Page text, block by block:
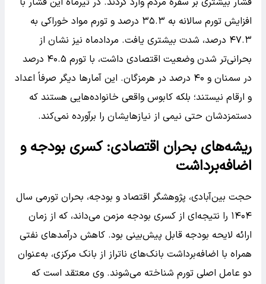
افزایش تورم سالانه به ۳۵.۳ درصد و تورم مواد خوراکی به
۴۷.۳ درصد، شدت بیشتری یافت. مردادماه نیز نشان از
بحرانی‌تر شدن وضعیت اقتصادی داشت، با تورم ۴۰.۵ درصد
در سمنان و ۴۰ درصد در هرمزگان. این آمارها دیگر صرفاً اعداد
و ارقام نیستند؛ بلکه کابوس واقعی خانواده‌هایی هستند که
دستمزدشان حتی نیمی از نیازهایشان را برآورده نمی‌کند.
ریشه‌های بحران اقتصادی: کسری بودجه و
اضافه‌برداشت
حجت بین‌آبادی، پژوهشگر اقتصاد و بودجه، بحران تورمی سال
۱۴۰۴ را نتیجه‌ای از کسری بودجه مزمن می‌داند، که از زمان
ارائه لایحه بودجه قابل پیش‌بینی بود. کاهش درآمدهای نفتی
همراه با اضافه‌برداشت بانک‌های ناتراز از بانک مرکزی، به‌عنوان
دو عامل اصلی تورم شناخته می‌شوند. وی معتقد است که